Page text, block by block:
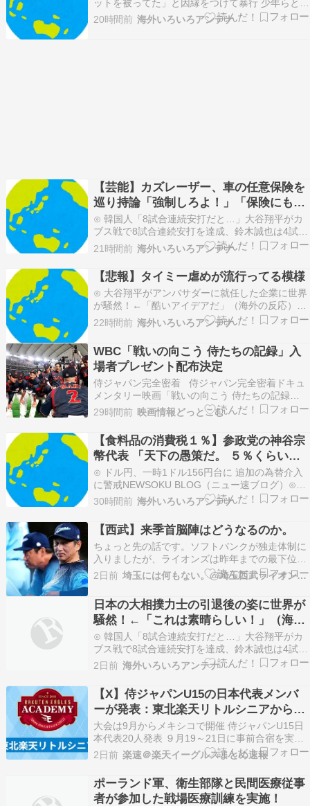
ットを被ってた」と因縁をつけて暴行 少年らと父
親を傷害の疑いで逮捕えび速⊙ 規制強化で他国か
ら譲歩を引き出す中国の外交戦略、他国がサプラ
20時間前 海外いろいろアンテナ
【芸能】カズレーザー、車の任意保険を
巡り持論「強制しろよ！」「保険にも入
れないヤツは運転すんなよ」
⊙ 韓国人「8試合連続安打だと…」大谷翔平がカ
ブス戦で8試合連続安打を達成、鈴木誠也は4試合
連続でタイムリーヒット放つも侍ジャパン勢は敗
北クロード-韓国の反応まとめ⊙ 東大「貯金あと
数年で尽きます」→研究者削減へ…News@フレ
速⊙ 【芸能】カズレーザー、車の任意保険を巡り
持論「…
21時間前 海外いろいろアンテナ
【悲報】タイミー虐めが流行ってる模様
⊙ 大谷翔平がアンバサダーに就任した企業に世界
が騒然！←「酷いアイデアだ」（海外の反応）海
外の反応スポーツ⊙ 韓国人「8試合連続安打だ
と…」大谷翔平がカブス戦で8試合連続安打を達
成、鈴木誠也は4試合連続でタイムリーヒット放
つも侍ジャパン勢は敗北クロード-韓国の反応ま
とめ⊙ 中国メ…
22時間前 海外いろいろアンテナ
WBC「戦いの向こう 侍たちの記録」入
場者プレゼント配布決定
侍ジャパン完全密着 侍ジャパン完全密着ドキュ
メンタリー映画「戦いの向こう 侍たちの記録
2026 WORLD BASEBALL CLASSIC」が、 Netflix
での配信に続き、2026年8月 投稿 WBC「戦いの
向こう 侍たちの記録」入場者プレゼント配布決定
は 映画情報…
29時間前 映画情報どっとこむ
【食料品の消費税１％】参政党の神谷宗
幣代表 「天下の愚策だ。 ５％くらいの
一律減税でないと経済の後押しにならな
い」
⊙ ドル円、一時1ドル156円台に 追加の為替介入
に警戒NEWSOKU BLOG（ニュー速ブログ）⊙
【アホの大朝鮮】中国外務省、広島原爆投下に関
して「同情を得ようと核被害者の立場を政治利
用」かたすみ速報⊙ 中国人「森保監督が最後に率
いるアジア杯でサッカー日本代表は優勝できると
思…
30時間前 海外いろいろアンテナ
【西武】来季首脳陣はどうなるのか。
ちょっと先の話です。ソフトバンクが独走体制に
入りましたが、ライオンズは昨年までの最下位争
い常連から優勝争いをするチームになっていま
す。個人的には、まだ再建期のチームだと思って
いるので、非常に健闘していると思います。大き
な要因は、昨年オフの積極補強です。球団は広池
体制に代わり、ちゃ…
2日前 埼玉には何もない。@埼玉西武ライオンズブログ
日本の大相撲力士の引退後の姿に世界が
騒然！←「これは素晴らしい！」（海外
の反応）
⊙ 韓国人「8試合連続安打だと…」大谷翔平がカ
ブス戦で8試合連続安打を達成、鈴木誠也は4試合
連続でタイムリーヒット放つも侍ジャパン勢は敗
北クロード-韓国の反応まとめ⊙ 韓国人「日本のX
で話題になったエアコンの臭いを消す方法をご覧
ください」→「これマジ？」海外の反応 お隣速報
⊙ 中…
2日前 海外いろいろアンテナ
【X】侍ジャパンU15の日本代表メンバ
ーが発表：東北楽天リトルシニアからも
選出【eaglessoku】
大会は9月からメキシコで開催 侍ジャパンU15日
本代表20人発表 ９月19～21日に事前合宿を実施
予定／メンバー一覧 NPBエンタープライズは5
日、「ラグザスpresents WBSC U－15野球ワール
ドカップ2026」（9月25日開幕、メキシコ・メリ
ダ）に出場する、侍ジャパ…
2日前 楽速＠楽天イーグルスまとめ速報
ポーランド軍、衛生部隊と民間医療従事
者が参加した戦場医療訓練を実施！